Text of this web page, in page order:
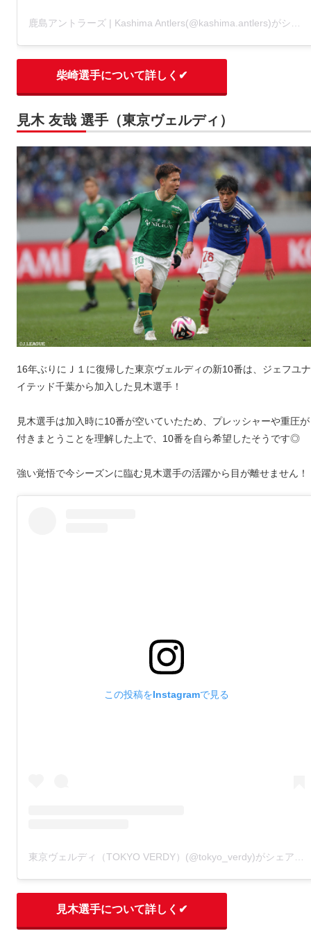
鹿島アントラーズ | Kashima Antlers(@kashima.antlers)がシェアした投稿
柴崎選手について詳しく✔
見木 友哉 選手（東京ヴェルディ）
16年ぶりにＪ１に復帰した東京ヴェルディの新10番は、ジェフユナ
イテッド千葉から加入した見木選手！
見木選手は加入時に10番が空いていたため、プレッシャーや重圧が
付きまとうことを理解した上で、10番を自ら希望したそうです◎
強い覚悟で今シーズンに臨む見木選手の活躍から目が離せません！
この投稿をInstagramで見る
見木選手について詳しく✔